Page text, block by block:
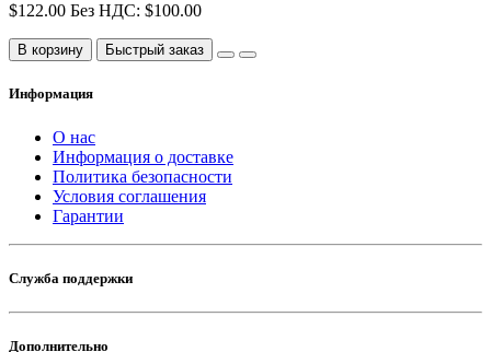
$122.00 Без НДС: $100.00
В корзину Быстрый заказ
Информация
О нас
Информация о доставке
Политика безопасности
Условия соглашения
Гарантии
Служба поддержки
Дополнительно